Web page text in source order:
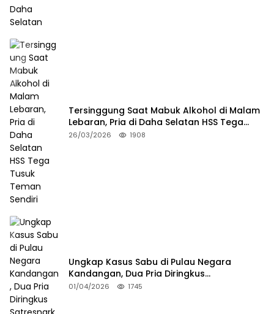
Tersinggung Saat Mabuk Alkohol di Malam
Lebaran, Pria di Daha Selatan HSS Tega
Tusuk Teman Sendiri
26/03/2026 1908
Ungkap Kasus Sabu di Pulau Negara
Kandangan, Dua Pria Diringkus
Satresnarkoba HSS
01/04/2026 1745